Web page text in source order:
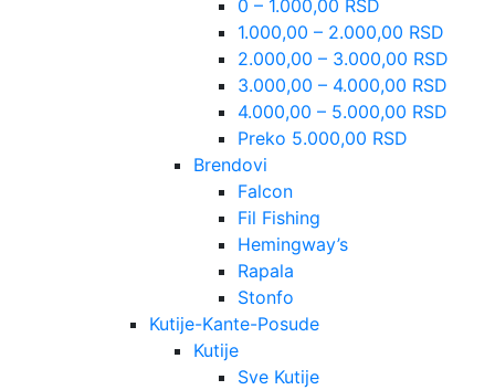
0 – 1.000,00 RSD
1.000,00 – 2.000,00 RSD
2.000,00 – 3.000,00 RSD
3.000,00 – 4.000,00 RSD
4.000,00 – 5.000,00 RSD
Preko 5.000,00 RSD
Brendovi
Falcon
Fil Fishing
Hemingway’s
Rapala
Stonfo
Kutije-Kante-Posude
Kutije
Sve Kutije